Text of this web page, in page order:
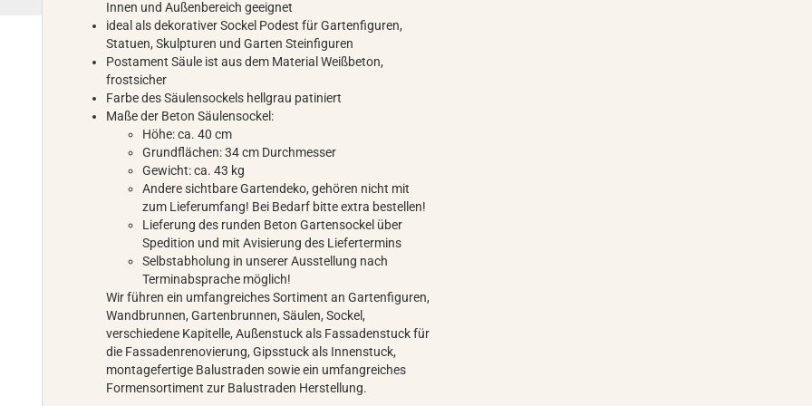
Innen und Außenbereich geeignet
ideal als dekorativer Sockel Podest für Gartenfiguren,
Statuen, Skulpturen und Garten Steinfiguren
Postament Säule ist aus dem Material Weißbeton,
frostsicher
Farbe des Säulensockels hellgrau patiniert
Maße der Beton Säulensockel:
Höhe: ca. 40 cm
Grundflächen: 34 cm Durchmesser
Gewicht: ca. 43 kg
Andere sichtbare Gartendeko, gehören nicht mit
zum Lieferumfang! Bei Bedarf bitte extra bestellen!
Lieferung des runden Beton Gartensockel über
Spedition und mit Avisierung des Liefertermins
Selbstabholung in unserer Ausstellung nach
Terminabsprache möglich!
Wir führen ein umfangreiches Sortiment an Gartenfiguren,
Wandbrunnen, Gartenbrunnen, Säulen, Sockel,
verschiedene Kapitelle, Außenstuck als Fassadenstuck für
die Fassadenrenovierung, Gipsstuck als Innenstuck,
montagefertige Balustraden sowie ein umfangreiches
Formensortiment zur Balustraden Herstellung.